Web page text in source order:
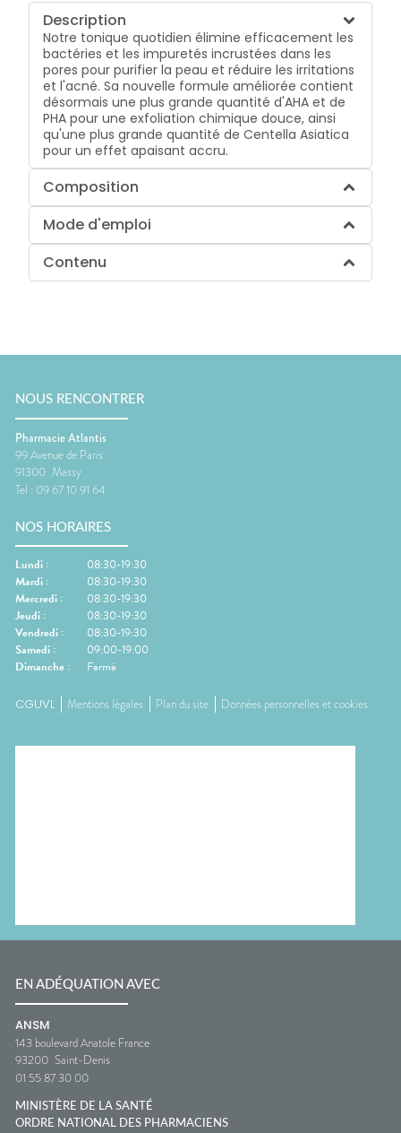
Description
Notre tonique quotidien élimine efficacement les
bactéries et les impuretés incrustées dans les
pores pour purifier la peau et réduire les irritations
et l'acné. Sa nouvelle formule améliorée contient
désormais une plus grande quantité d'AHA et de
PHA pour une exfoliation chimique douce, ainsi
qu'une plus grande quantité de Centella Asiatica
pour un effet apaisant accru.
Composition
Mode d'emploi
Contenu
NOUS RENCONTRER
Pharmacie Atlantis
99 Avenue de Paris
91300 Massy
Tel : 09 67 10 91 64
NOS HORAIRES
Lundi :
08:30-19:30
Mardi :
08:30-19:30
Mercredi :
08:30-19:30
Jeudi :
08:30-19:30
Vendredi :
08:30-19:30
Samedi :
09:00-19:00
Dimanche : Fermé
CGUVL Mentions légales Plan du site Données personnelles et cookies
EN ADÉQUATION AVEC
ANSM
143 boulevard Anatole France
93200 Saint-Denis
01 55 87 30 00
MINISTÈRE DE LA SANTÉ
ORDRE NATIONAL DES PHARMACIENS